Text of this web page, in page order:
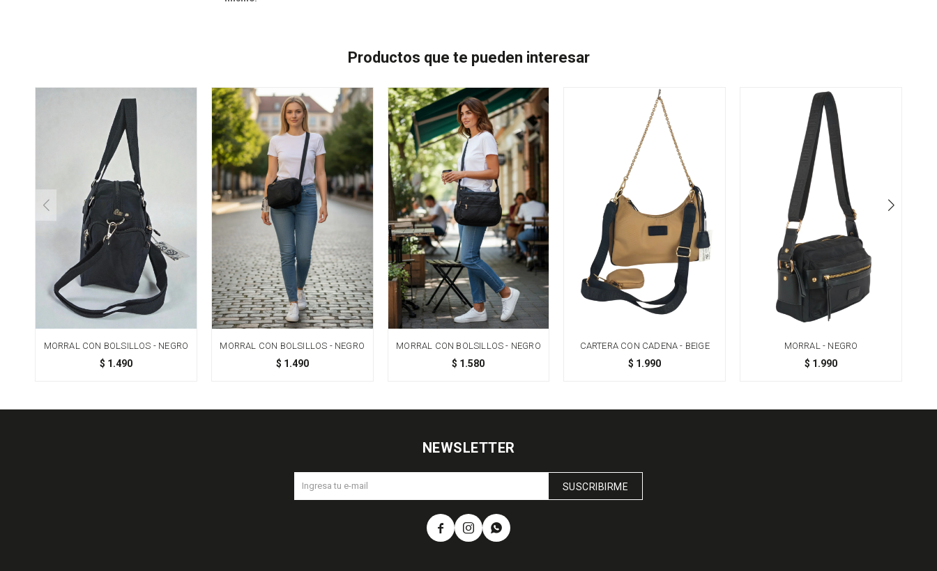
Productos que te pueden interesar
MORRAL CON BOLSILLOS - NEGRO
$ 1.490
MORRAL CON BOLSILLOS - NEGRO
$ 1.490
MORRAL CON BOLSILLOS - NEGRO
$ 1.580
CARTERA CON CADENA - BEIGE
$ 1.990
MORRAL - NEGRO
$ 1.990
NEWSLETTER
SUSCRIBIRME
  